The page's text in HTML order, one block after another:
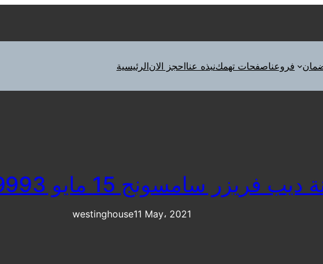
الرئيسيةاحجز الاننبذه عناصفحات تهمكفروعنا
فريزر سامسونج 15 مايو 01223179993
westinghouse11 May، 2021